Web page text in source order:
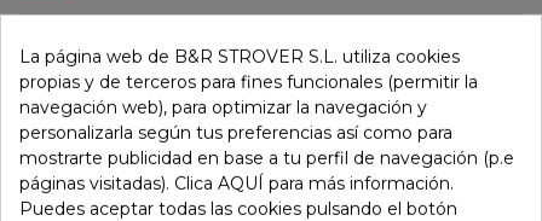
Añadir Al Carrito
Referencia: 105353
Marca: Pitillos
La página web de B&R STROVER S.L. utiliza cookies
propias y de terceros para fines funcionales (permitir la
navegación web), para optimizar la navegación y
personalizarla según tus preferencias así como para
mostrarte publicidad en base a tu perfil de navegación (p.e
páginas visitadas). Clica AQUÍ para más información.
Puedes aceptar todas las cookies pulsando el botón